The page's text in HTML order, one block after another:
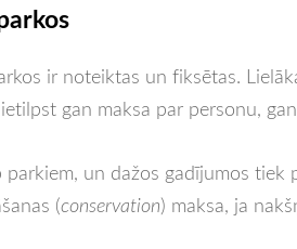
ir noteiktas un fiksētas.
gan maksa par personu,
un dažos gadījumos
(conservation) maksa, ja